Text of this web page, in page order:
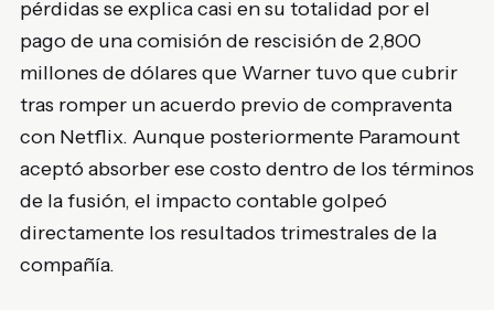
pérdidas se explica casi en su totalidad por el
pago de una comisión de rescisión de 2,800
millones de dólares que Warner tuvo que cubrir
tras romper un acuerdo previo de compraventa
con Netflix. Aunque posteriormente Paramount
aceptó absorber ese costo dentro de los términos
de la fusión, el impacto contable golpeó
directamente los resultados trimestrales de la
compañía.